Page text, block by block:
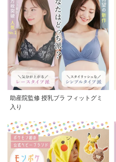
助産院監修 授乳ブラ フィットグミ
入り